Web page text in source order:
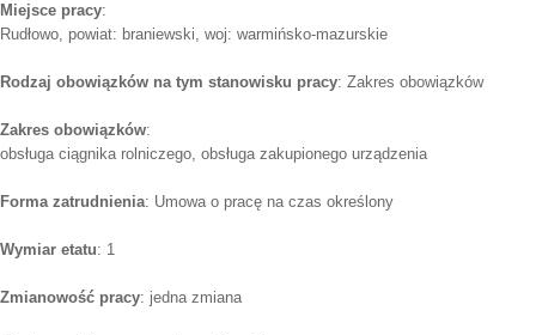
Miejsce pracy:
Rudłowo, powiat: braniewski, woj: warmińsko-mazurskie
Rodzaj obowiązków na tym stanowisku pracy: Zakres obowiązków
Zakres obowiązków:
obsługa ciągnika rolniczego, obsługa zakupionego urządzenia
Forma zatrudnienia: Umowa o pracę na czas określony
Wymiar etatu: 1
Zmianowość pracy: jedna zmiana